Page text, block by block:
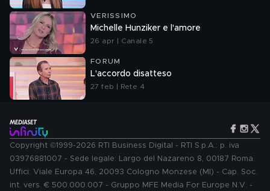
VERISSIMO
Michelle Hunziker e l'amore
26 apr | Canale 5
FORUM
L'accordo disatteso
27 feb | Rete 4
Copyright ©1999-2026 RTI Business Digital - RTI S.p.A.: p. iva
03976881007 - Sede legale: Largo del Nazareno 8, 00187 Roma.
Uffici: Viale Europa 46, 20093 Cologno Monzese (MI) - Cap. Soc.
int. vers. € 500.000.007 - Gruppo MFE Media For Europe N.V. -